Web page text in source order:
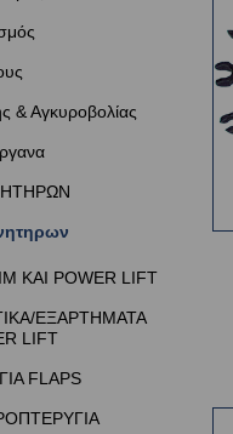
& Αγκυροβολίας
ΚΑΙ POWER LIFT
ΕΞΑΡΤΗΜΑΤΑ
LIFT
FLAPS